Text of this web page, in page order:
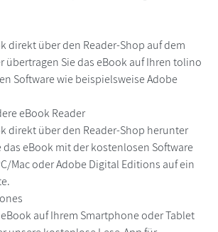
direkt über den Reader-Shop auf dem
Sie das eBook auf Ihren tolino
Software wie beispielsweise Adobe
eBook Reader
direkt über den Reader-Shop herunter
eBook mit der kostenlosen Software
Mac oder Adobe Digital Editions auf ein
auf Ihrem Smartphone oder Tablet